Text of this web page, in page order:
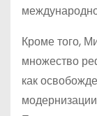
Кроме того,
множество
как